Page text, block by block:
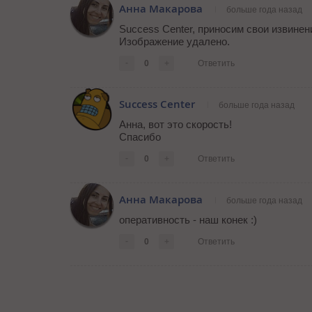
Анна Макарова больше года назад
Success Center, приносим свои
Изображение удалено.
0 Ответить
Success Center больше года назад
Анна, вот это скорость!
Спасибо
0 Ответить
Анна Макарова больше года назад
оперативность - наш конек :)
0 Ответить